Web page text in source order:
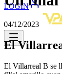
LOGIN
04/12/2023
El
El Villarreal B se